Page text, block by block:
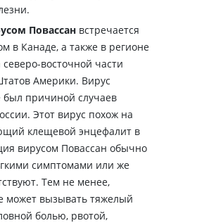
Повассан встречается
в Канаде, а также в регионе
восточной части
Америки. Вирус
был причиной случаев
Этот вирус похож на
клещевой энцефалит в
вирусом Повассан обычно
симптомами или же
Тем не менее,
может вызывать тяжелый
болью, рвотой,